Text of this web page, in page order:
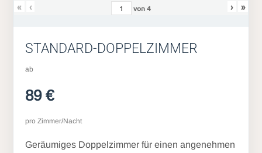
« ‹ von4 › »
STANDARD-DOPPELZIMMER
ab
89 €
pro Zimmer/Nacht
Geräumiges Doppelzimmer für einen angenehmen